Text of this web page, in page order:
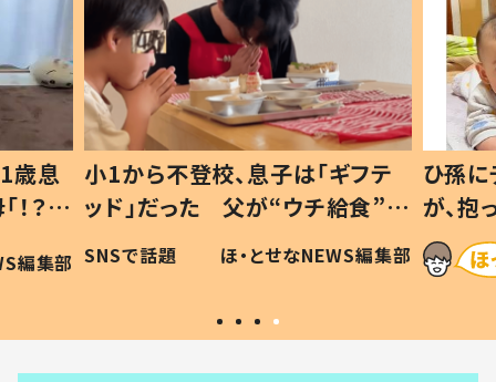
歳息
？」
編集部
小1から不登校、息子は「ギフテ
ッド」だった 父が“ウチ給食”を
作り続ける理由とは #令和の親
#令和の子
SNSで話題 ほ・とせなNEWS編集部
ひ孫
が、
「涙が
い」